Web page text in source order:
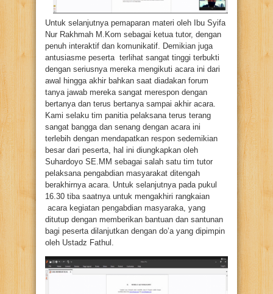
Untuk selanjutnya pemaparan materi oleh Ibu Syifa
Nur Rakhmah M.Kom sebagai ketua tutor, dengan
penuh interaktif dan komunikatif. Demikian juga
antusiasme peserta terlihat sangat tinggi terbukti
dengan seriusnya mereka mengikuti acara ini dari
awal hingga akhir bahkan saat diadakan forum
tanya jawab mereka sangat merespon dengan
bertanya dan terus bertanya sampai akhir acara.
Kami selaku tim panitia pelaksana terus terang
sangat bangga dan senang dengan acara ini
terlebih dengan mendapatkan respon sedemikian
besar dari peserta, hal ini diungkapkan oleh
Suhardoyo SE.MM sebagai salah satu tim tutor
pelaksana pengabdian masyarakat ditengah
berakhirnya acara. Untuk selanjutnya pada pukul
16.30 tiba saatnya untuk mengakhiri rangkaian
acara kegiatan pengabdian masyaraka, yang
ditutup dengan memberikan bantuan dan santunan
bagi peserta dilanjutkan dengan do’a yang dipimpin
oleh Ustadz Fathul.